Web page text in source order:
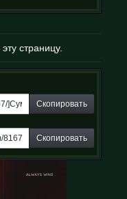
страницу.
Скопировать
Скопировать